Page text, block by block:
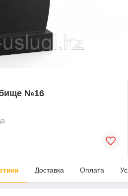
№16
Доставка Оплата